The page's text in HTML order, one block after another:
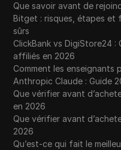
Que savoir avant de
Bitget : risques, étapes et
sûrs
ClickBank vs DigiStore24
affiliés en 2026
Comment les enseignants
Anthropic Claude : Guide
Que vérifier avant
en 2026
Que vérifier avant
2026
Qu’est-ce qui fait le